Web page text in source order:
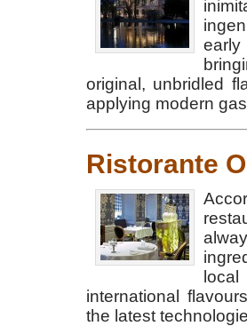
original, unbridled
applying modern
Ristorante
international
the latest